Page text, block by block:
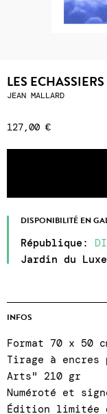
LES ECHASSIERS
JEAN MALLARD
127,00 €
INFOS
Format 70 x 50
Tirage à encres
Arts" 210 gr
Numéroté et
Édition limitée
DISPONIBILITÉ EN
République :
Jardin du